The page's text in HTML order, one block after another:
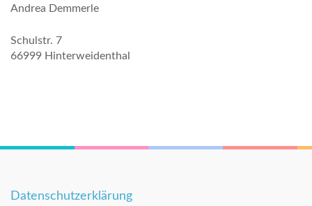
Andrea Demmerle
Schulstr. 7
66999 Hinterweidenthal
Datenschutzerklärung